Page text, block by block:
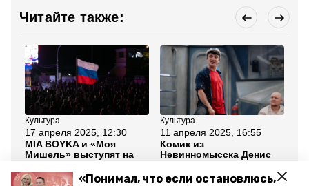
«Понимал, что если остановлюсь,
Читайте также:
Культура
17 апреля 2025, 12:30
MIA BOYKA и «Моя
Мишель» выступят на
весне в Ставрополе
Культура
11 апреля 2025, 16:55
Комик из
Невинномысска Денис
новом сезоне «Однажды